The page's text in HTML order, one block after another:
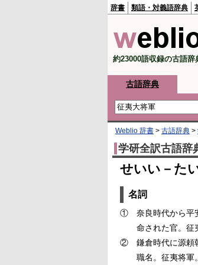
辞書 類語・対義語辞典
約23000語収録の古語辞
古語辞典
Weblio 辞書 > 古語辞典 >
学研全訳古語辞
せいい－た
名詞
①
奈良時代から平
命された官。征
②
鎌倉時代に源頼
職名。征夷将軍